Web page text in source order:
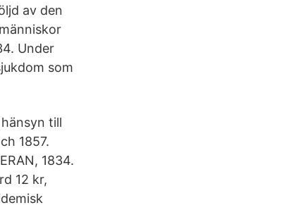
av den
Under
som
till
1857.
1834.
12 kr,